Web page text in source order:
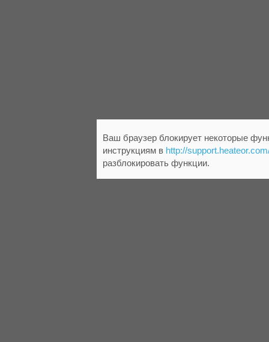
Ваш браузер блокирует некоторые
инструкциям в http://
разблокировать функции.